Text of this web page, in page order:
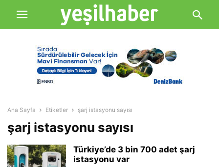
Ana Sayfa Etiketler şarj istasyonu sayısı
şarj istasyonu sayısı
Türkiye’de 3 bin 700 adet şarj
istasyonu var